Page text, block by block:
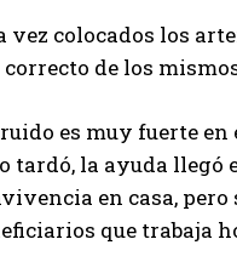
vez colocados los
correcto de los
es muy fuerte
tardó, la ayuda llegó
en casa, pero
que trabaja